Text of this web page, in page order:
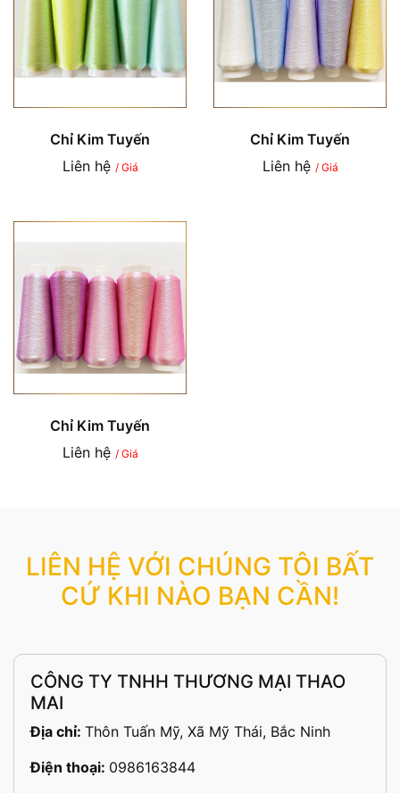
Chỉ Kim Tuyến
Liên hệ / Giá
Chỉ Kim Tuyến
Liên hệ / Giá
Chỉ Kim Tuyến
Liên hệ / Giá
LIÊN HỆ VỚI CHÚNG TÔI BẤT
CỨ KHI NÀO BẠN CẦN!
CÔNG TY TNHH THƯƠNG MẠI THAO
MAI
Địa chỉ: Thôn Tuấn Mỹ, Xã Mỹ Thái, Bắc Ninh
Điện thoại: 0986163844